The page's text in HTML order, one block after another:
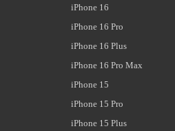
iPhone 16
iPhone 16 Pro
iPhone 16 Plus
iPhone 16 Pro Max
iPhone 15
iPhone 15 Pro
iPhone 15 Plus